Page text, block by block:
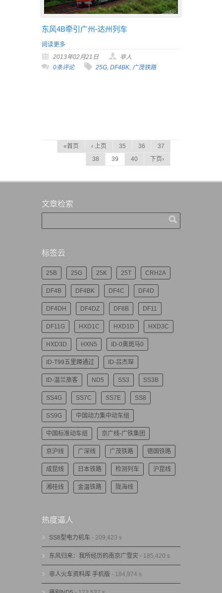
东风4B牵引广州-达州列车
阅读更多
2013年02月21日
非人
0条评论
25G DF4BK 广茂铁路
«首页 ‹ 上页 35 36
37
38
39 40 下页›
文章检索
标签云
25B 25G 25K 25T CRH2A
DF4B DF4BK DF4C DF4D
DF4DH DF4DZ DF8B DF11
DF11G HXD1C HXD1D HXD3C
HXD3D HXN5 ID-0奥斑马0
ID-T99五里蹲通过 ID-吕杰琛
ID-温兰旅客 ND5 SS3 SS3B
SS4G SS7C SS7E SS8
SS9G 中国动力集中动车组
中国标准动车组 京广线-广铁集团
京沪线 广深线 广茂铁路 德国铁路
成昆线 日本铁路 检测列车 沪昆线
湘桂线 金温铁路 陇海线
热度逼人
SS8型电力机车 - 209,423 s
东风归来：我所经历的南京广雪灾 - 185,420 s
非人火车资料库 手机版 - 184,974 s